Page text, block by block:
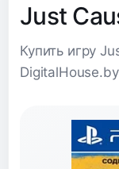
Just
Купить игру
DigitalHouse.by